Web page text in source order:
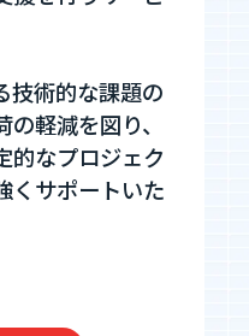
技術的な課題の
軽減を図り、
的なプロジェク
くサポートいた